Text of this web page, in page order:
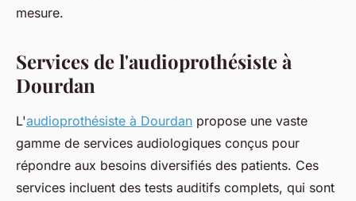
mesure.
Services de l'audioprothésiste à
Dourdan
L'audioprothésiste à Dourdan propose une vaste
gamme de services audiologiques conçus pour
répondre aux besoins diversifiés des patients. Ces
services incluent des tests auditifs complets, qui sont